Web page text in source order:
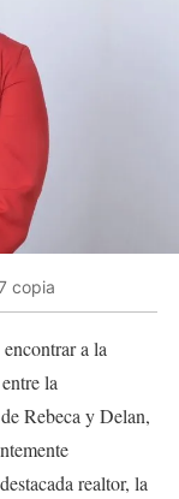
copia
a la
la
Rebeca y Delan,
realtor, la